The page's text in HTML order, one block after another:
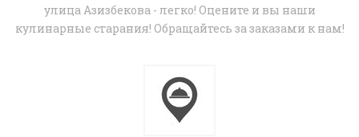
улица Азизбекова - легко! Оцените и вы наши
кулинарные старания! Обращайтесь за заказами к нам!